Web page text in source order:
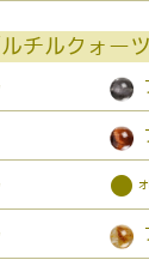
ルチルクォー
●